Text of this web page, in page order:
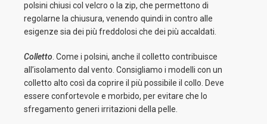
polsini chiusi col velcro o la zip, che permettono di
regolarne la chiusura, venendo quindi in contro alle
esigenze sia dei più freddolosi che dei più accaldati.
Colletto . Come i polsini, anche il colletto contribuisce
all’isolamento dal vento. Consigliamo i modelli con un
colletto alto così da coprire il più possibile il collo. Deve
essere confortevole e morbido, per evitare che lo
sfregamento generi irritazioni della pelle.